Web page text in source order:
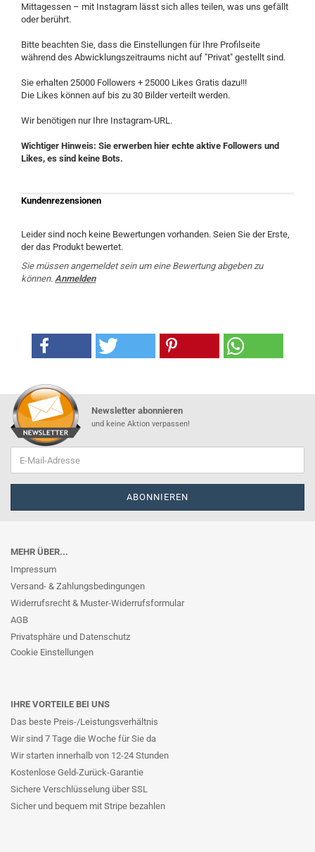
Mittagessen – mit Instagram lässt sich alles teilen, was uns gefällt
oder berührt.
Bitte beachten Sie, dass die Einstellungen für Ihre Profilseite
während des Abwicklungszeitraums nicht auf "Privat" gestellt sind.
Sie erhalten 25000 Followers + 25000 Likes Gratis dazu!!!
Die Likes können auf bis zu 30 Bilder verteilt werden.
Wir benötigen nur Ihre Instagram-URL.
Wichtiger Hinweis: Sie erwerben hier echte aktive Followers und
Likes, es sind keine Bots.
Kundenrezensionen
Leider sind noch keine Bewertungen vorhanden. Seien Sie der Erste,
der das Produkt bewertet.
Sie müssen angemeldet sein um eine Bewertung abgeben zu
können. Anmelden
Newsletter abonnieren
und keine Aktion verpassen!
MEHR ÜBER...
Impressum
Versand- & Zahlungsbedingungen
Widerrufsrecht & Muster-Widerrufsformular
AGB
Privatsphäre und Datenschutz
Cookie Einstellungen
IHRE VORTEILE BEI UNS
Das beste Preis-/Leistungsverhältnis
Wir sind 7 Tage die Woche für Sie da
Wir starten innerhalb von 12-24 Stunden
Kostenlose Geld-Zurück-Garantie
Sichere Verschlüsselung über SSL
Sicher und bequem mit Stripe bezahlen